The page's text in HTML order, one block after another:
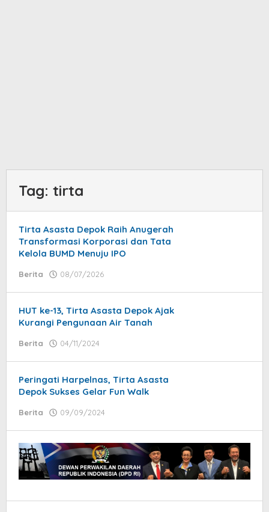
Tag: tirta
Tirta Asasta Depok Raih Anugerah
Transformasi Korporasi dan Tata
Kelola BUMD Menuju IPO
Berita 08/07/2026
HUT ke-13, Tirta Asasta Depok Ajak
Kurangi Pengunaan Air Tanah
Berita 04/11/2024
Peringati Harpelnas, Tirta Asasta
Depok Sukses Gelar Fun Walk
Berita 09/09/2024